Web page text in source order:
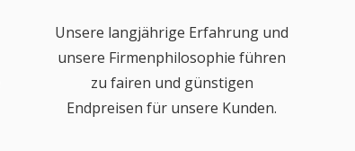
Unsere langjährige Erfahrung und
unsere Firmenphilosophie führen
zu fairen und günstigen
Endpreisen für unsere Kunden.